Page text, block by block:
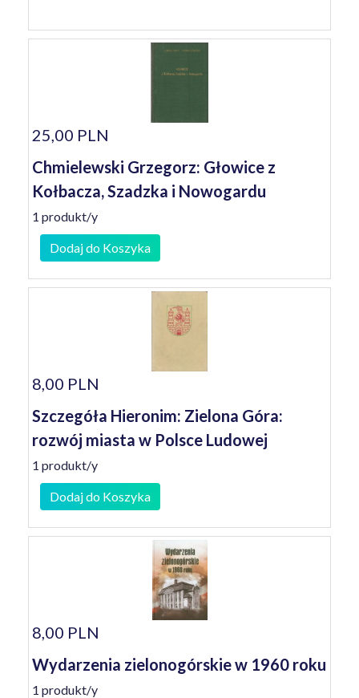
25,00 PLN
Chmielewski Grzegorz: Głowice z
Kołbacza, Szadzka i Nowogardu
1 produkt/y
Dodaj do Koszyka
8,00 PLN
Szczegóła Hieronim: Zielona Góra:
rozwój miasta w Polsce Ludowej
1 produkt/y
Dodaj do Koszyka
8,00 PLN
Wydarzenia zielonogórskie w 1960 roku
1 produkt/y